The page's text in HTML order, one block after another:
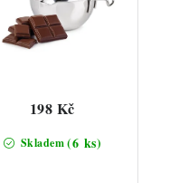
Skladem(6 ks)
198 Kč